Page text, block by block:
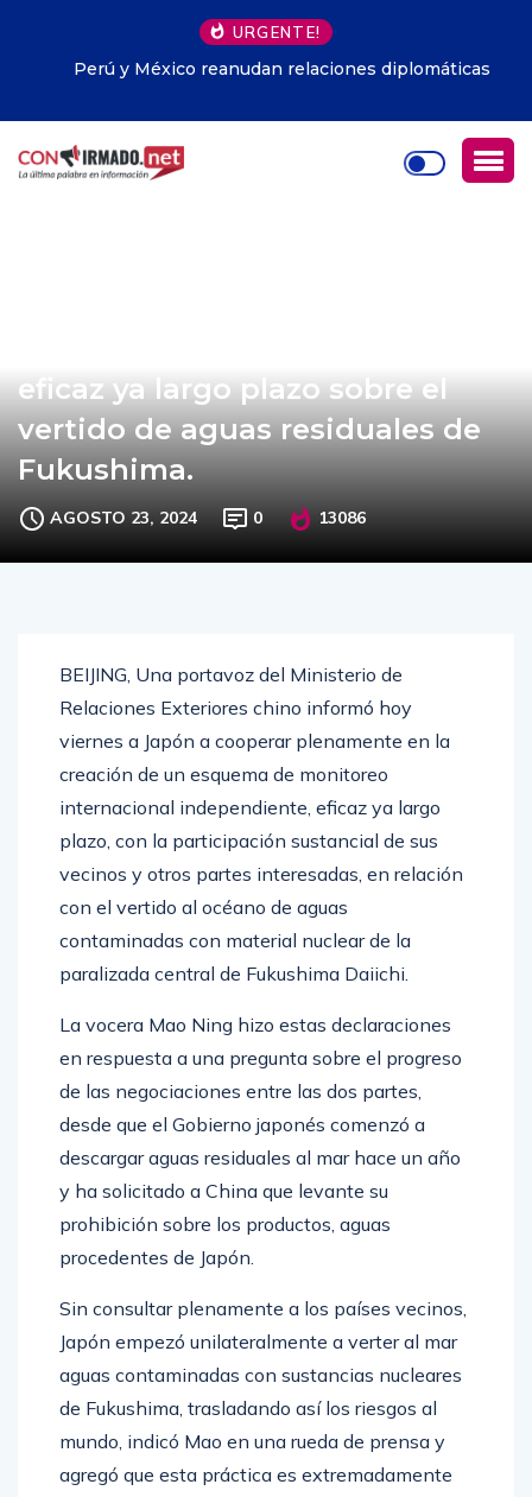
URGENTE!
Perú y México reanudan relaciones diplomáticas
vertido de aguas residuales de
Fukushima.
Relaciones Exteriores chino informó hoy
viernes a Japón a cooperar plenamente en la
creación de un esquema de monitoreo
internacional independiente, eficaz ya largo
plazo, con la participación sustancial de sus
vecinos y otros partes interesadas, en relación
con el vertido al océano de aguas
contaminadas con material nuclear de la
paralizada central de Fukushima Daiichi.
en respuesta a una pregunta sobre el progreso
de las negociaciones entre las dos partes,
desde que el Gobierno japonés comenzó a
descargar aguas residuales al mar hace un año
y ha solicitado a China que levante su
prohibición sobre los productos, aguas
procedentes de Japón.
Japón empezó unilateralmente a verter al mar
aguas contaminadas con sustancias nucleares
de Fukushima, trasladando así los riesgos al
mundo, indicó Mao en una rueda de prensa y
agregó que esta práctica es extremadamente
irresponsable y no se ajusta al derecho